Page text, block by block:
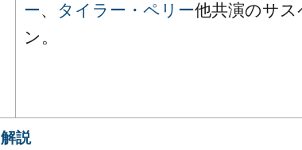
ー、 タイラー・ペリー他共演のサス
ン。
解説